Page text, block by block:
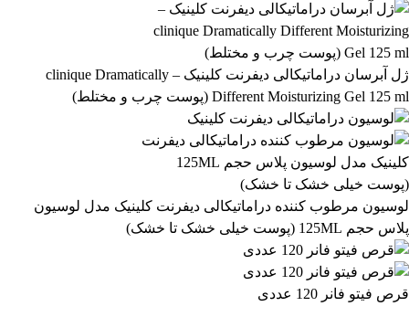
فیلتر بر اساس دسته بندی:
آرایشی و بهداشتی 558 بهداشتی و پوستی
رژ لب مدادی لچیک
ژل آبرسان دراماتیکالی دیفرنت کلینیک – clinique Dramatically
Different Moisturizing Gel 125 ml (پوست چرب و مختلط)
لوسیون مرطوب کننده دراماتیکالی دیفرنت کلینیک مدل لوسیون
پلاس حجم 125ML (پوست خیلی خشک تا خشک)
قرص فیتو فانر 120 عددی